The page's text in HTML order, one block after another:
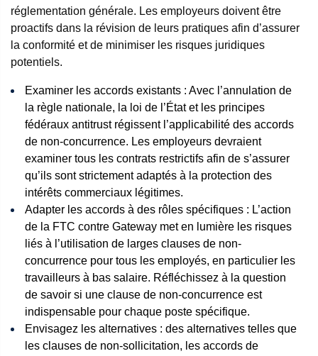
réglementation générale. Les employeurs doivent être
proactifs dans la révision de leurs pratiques afin d’assurer
la conformité et de minimiser les risques juridiques
potentiels.
Examiner les accords existants : Avec l’annulation de
la règle nationale, la loi de l’État et les principes
fédéraux antitrust régissent l’applicabilité des accords
de non-concurrence. Les employeurs devraient
examiner tous les contrats restrictifs afin de s’assurer
qu’ils sont strictement adaptés à la protection des
intérêts commerciaux légitimes.
Adapter les accords à des rôles spécifiques : L’action
de la FTC contre Gateway met en lumière les risques
liés à l’utilisation de larges clauses de non-
concurrence pour tous les employés, en particulier les
travailleurs à bas salaire. Réfléchissez à la question
de savoir si une clause de non-concurrence est
indispensable pour chaque poste spécifique.
Envisagez les alternatives : des alternatives telles que
les clauses de non-sollicitation, les accords de